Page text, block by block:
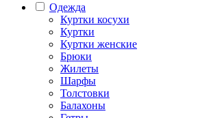
Одежда
Куртки косухи
Куртки
Куртки женские
Брюки
Жилеты
Шарфы
Толстовки
Балахоны